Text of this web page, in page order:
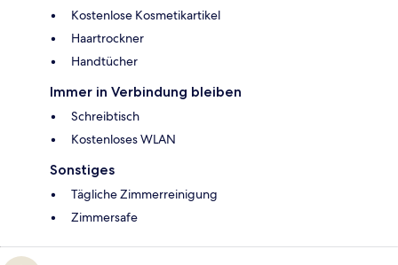
Kostenlose Kosmetikartikel
Haartrockner
Handtücher
Immer in Verbindung bleiben
Schreibtisch
Kostenloses WLAN
Sonstiges
Tägliche Zimmerreinigung
Zimmersafe